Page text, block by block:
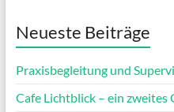
Neueste Beiträge
Praxisbegleitung und
Cafe Lichtblick – ein zweites